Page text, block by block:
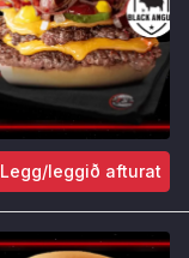
Legg/leggið afturat